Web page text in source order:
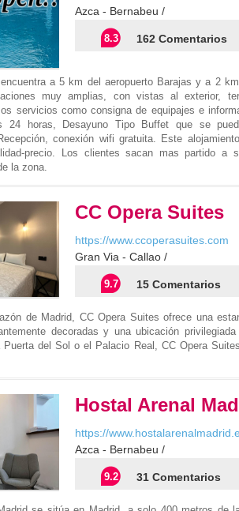
Azca - Bernabeu /
8.3 162 Comentarios
a 5 km del aeropuerto Barajas y a 2
muy amplias, con vistas al exterior,
servicios como consigna de equipajes e
24 horas, Desayuno Tipo Buffet que se
conexión wifi gratuita. Este
precio. Los clientes sacan mas partido a
la zona.
CC Opera Suites
https://www.ccoperasuites.com
Gran Via - Callao /
9.7 15 Comentarios
de Madrid, CC Opera Suites ofrece una
decoradas y una ubicación
del Sol o el Palacio Real, CC Opera
Hostal Arenal
https://
Azca - Bernabeu /
9.2 31 Comentarios